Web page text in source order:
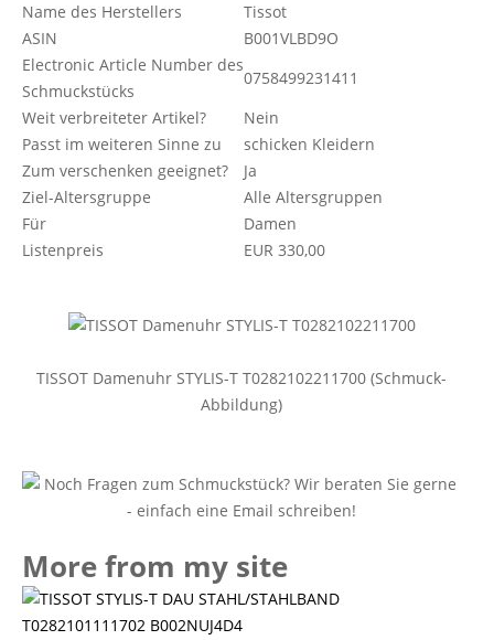
Name des Herstellers
Tissot
ASIN
B001VLBD9O
Electronic Article Number des
Schmuckstücks
0758499231411
Weit verbreiteter Artikel?
Nein
Passt im weiteren Sinne zu
schicken Kleidern
Zum verschenken geeignet?
Ja
Ziel-Altersgruppe
Alle Altersgruppen
Für
Damen
Listenpreis
EUR 330,00
TISSOT Damenuhr STYLIS-T T0282102211700 (Schmuck-
Abbildung)
More from my site